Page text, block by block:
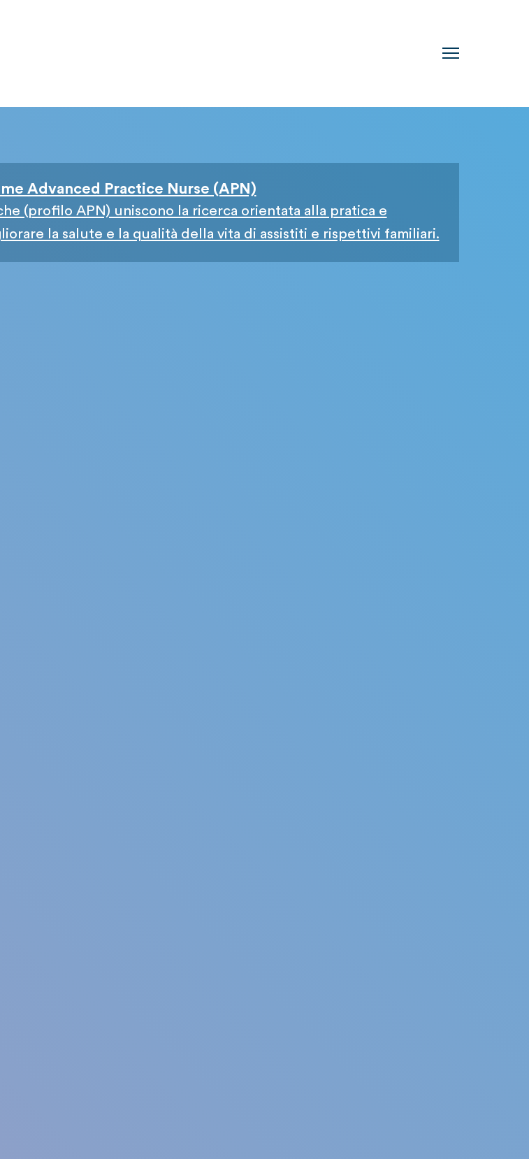
Advanced Practice Nurse (APN)
(profilo APN) uniscono la ricerca orientata alla pratica e
la salute e la qualità della vita di assistiti e rispettivi familiari.